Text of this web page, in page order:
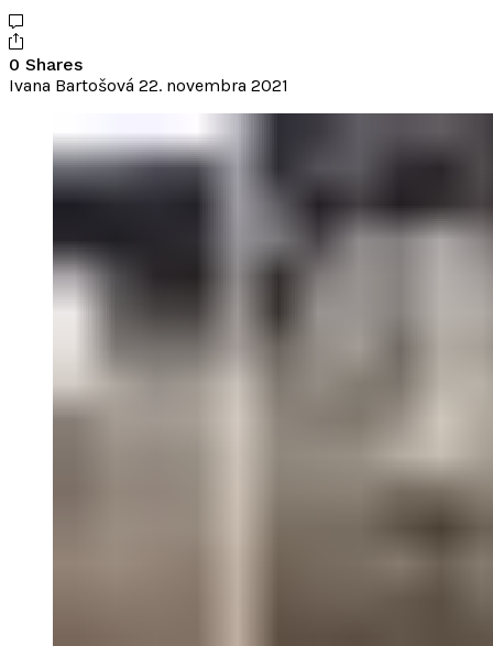
0 Shares
Ivana Bartošová 22. novembra 2021